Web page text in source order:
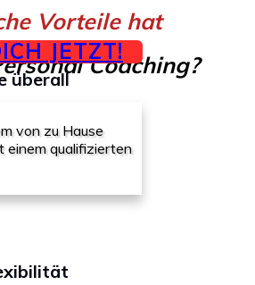
JETZT!
Vorteile hat
Coaching?
überall
von zu Hause
einem qualifizierten